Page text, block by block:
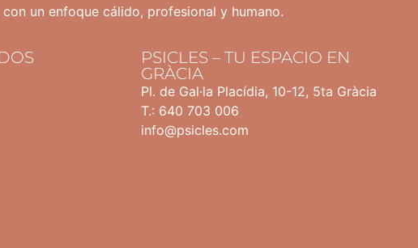
un enfoque cálido, profesional y humano.
PSICLES – TU ESPACIO EN
GRÀCIA
Pl. de Gal·la Placídia, 10-12, 5ta Gràcia
T.: 640 703 006
info@psicles.com